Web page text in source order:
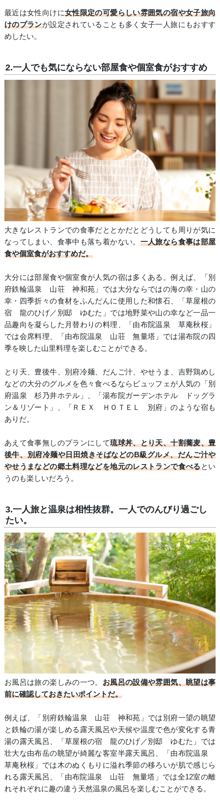
最近は女性向けに女性限定の可愛らしい雰囲気の宿や女子旅向
けのプランが設定されていることも多く女子一人旅にもおすす
めしたい。
2.一人でも気にならない部屋食や個室食がおすすめ
大きなレストランでの食事だととかだとどうしても周りが気に
なってしまい、食事中も落ち着かない。 一人旅なら食事は部屋
食や個室食がおすすめだ。
大分には部屋食や個室食が人気の宿は多くある。例えば、「別
府鉄輪温泉 山荘 神和苑」では大分ならではの海の幸・山の
幸・四季折々の食材をふんだんに使用した和懐石、「草屋根の
宿 龍のひげ／別邸 ゆむた」では地野菜や山の幸など一品一
品趣向を凝らした月替わりの料理、「由布院温泉 草庵秋桜」
では会席料理、「由布院温泉 山荘 無量塔」では湯布院の四
季を映した山里料理を楽しむことができる。
とり天、豊後牛、別府冷麺、だんご汁、やせうま、吉野鶏めし
などの大分のグルメを色々食べるならビュッフェが人気の「別
府温泉 杉乃井ホテル」、「湯布院ガーデンホテル ドッグラ
ン＆リゾート」、「ＲＥＸ ＨＯＴＥＬ 別府」のような宿も
ありだ。
あえて食事無しのプランにして琉球丼、とり天、十割蕎麦、豊
後牛、別府冷麺や日田焼きそばなどのB級グルメ、だんご汁や
やせうまなどの郷土料理などを地元のレストランで食べるとい
うのも楽しいだろう。
3.一人旅と温泉は相性抜群。一人でのんびり過ごし
たい。
お風呂は旅の楽しみの一つ。 お風呂の設備や雰囲気、眺望は事
前に確認しておきたいポイントだ。
例えば、「別府鉄輪温泉 山荘 神和苑」では別府一望の眺望
と鉄輪の湯が楽しめる露天風呂や天候や温度で色が変化する青
湯の露天風呂、「草屋根の宿 龍のひげ／別邸 ゆむた」では
壮大な由布岳の眺望が綺麗な客室半露天風呂、「由布院温泉
草庵秋桜」では木のぬくもりに溢れ季節の移ろいが肌で感じら
れる露天風呂、「由布院温泉 山荘 無量塔」では全12室の離
れそれぞれに趣の違う天然温泉の風呂を楽しむことができる。